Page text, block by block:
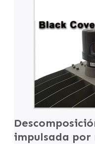
impulsada por